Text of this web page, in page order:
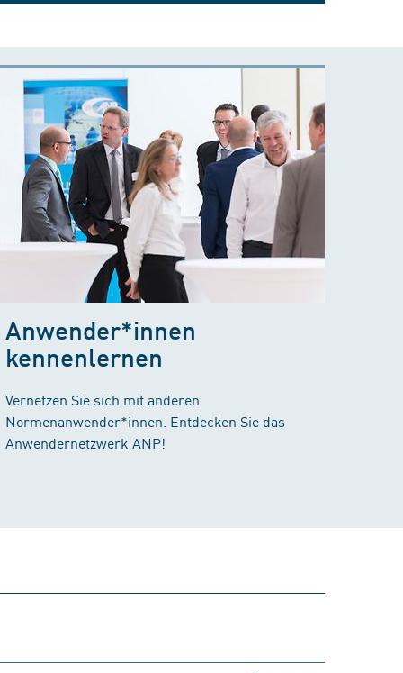
Anwender*innen
kennenlernen
Vernetzen Sie sich mit anderen
Normenanwender*innen. Entdecken Sie das
Anwendernetzwerk ANP!